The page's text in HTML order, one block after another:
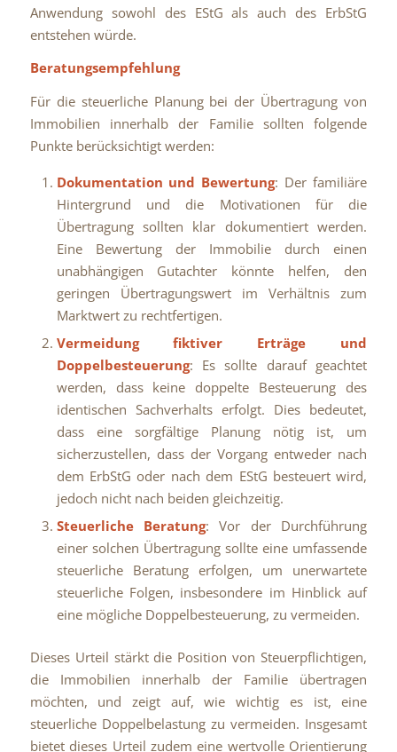
Anwendung sowohl des EStG als auch des ErbStG
entstehen würde.
Beratungsempfehlung
Für die steuerliche Planung bei der Übertragung von
Immobilien innerhalb der Familie sollten folgende
Punkte berücksichtigt werden:
Dokumentation und Bewertung: Der familiäre
Hintergrund und die Motivationen für die
Übertragung sollten klar dokumentiert werden.
Eine Bewertung der Immobilie durch einen
unabhängigen Gutachter könnte helfen, den
geringen Übertragungswert im Verhältnis zum
Marktwert zu rechtfertigen.
Vermeidung fiktiver Erträge und
Doppelbesteuerung: Es sollte darauf geachtet
werden, dass keine doppelte Besteuerung des
identischen Sachverhalts erfolgt. Dies bedeutet,
dass eine sorgfältige Planung nötig ist, um
sicherzustellen, dass der Vorgang entweder nach
dem ErbStG oder nach dem EStG besteuert wird,
jedoch nicht nach beiden gleichzeitig.
Steuerliche Beratung: Vor der Durchführung
einer solchen Übertragung sollte eine umfassende
steuerliche Beratung erfolgen, um unerwartete
steuerliche Folgen, insbesondere im Hinblick auf
eine mögliche Doppelbesteuerung, zu vermeiden.
Dieses Urteil stärkt die Position von Steuerpflichtigen,
die Immobilien innerhalb der Familie übertragen
möchten, und zeigt auf, wie wichtig es ist, eine
steuerliche Doppelbelastung zu vermeiden. Insgesamt
bietet dieses Urteil zudem eine wertvolle Orientierung